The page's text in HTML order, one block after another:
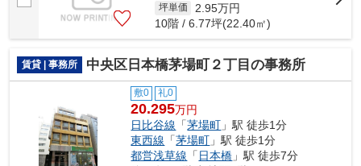
坪単価 2.95万円
10階 / 6.77坪(22.40㎡)
賃貸 | 事務所 中央区日本橋茅場町２丁目の事務所
敷0 礼0
20.295万円
日比谷線 「茅場町 」駅 徒歩1分
東西線 「茅場町 」駅 徒歩1分
都営浅草線 「 日本橋 」駅 徒歩7分